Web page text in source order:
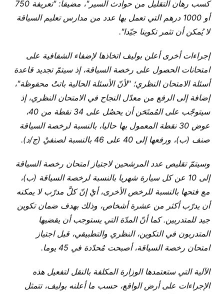
كسب رهان التقليل من حوادث السير"، مضيفا: "تعريفة 750
أو 1000 درهم التي تعمل بها عدد من مدارس تعليم السياقة
لا يُمكن أن تثمر تكوينا جيّدا".
إجراءات أخرى أعلن بوليف اتخاذها لإضفاء الشفافية على
امتحانات الحصول على رخصة السياقة، إذ سيتمّ تجديد قاعدة
أسئلة الامتحان النظري؛ "لأنّ الأسئلة الحالية باتتْ محفوظة"،
إضافة إلى الرفع من معدّل النجاح في الامتحان النظري، إذ
سيتوجّب على المُمتَحَن أن يحصُل على 34 نقطة من 40،
عوض 30 نقطة المعمول بها حاليا، بالنسبة لرخصة السياقة
صنف (ب)، ورفعها إلى 40 على 46 بالنسبة لصنفيْ (ج/د).
وسيتمّ تقليص عدد المرشحين لاجتياز امتحان رخصة السياقة
إلى 10 عن كل سيارة شهريا بالنسبة لرخصة السياقة (ب)،
مع فتحها بالنسبة للرخص الأخرى، أيْ إنّ كلَّ مدرّب لا يمكنه
أن يدرّب أكثر من عشرة أشخاص، وذلك بهدف ضمان تكوين
جيد للمتدربين. كما أنّ المدّة التي يستوجب أن يقضيها
المتدربون في التكوين، النظري والتطبيقي، قبل اجتياز
امتحان رخصة السياقة، أصبحت مُحدّدة في 45 يوما.
الآلية التي ستعتمدها الوزارة المكلفة بالنقل لتفعيل هذه
الإجراءات على أرض الواقع، حسب ما أعلنه بوليف، تتمثل